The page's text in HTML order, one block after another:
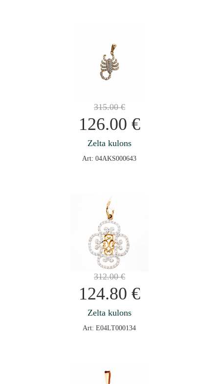
315.00€
126.00 €
Zelta kulons
Art: 04AKS000643
312.00€
124.80 €
Zelta kulons
Art: E04LT000134